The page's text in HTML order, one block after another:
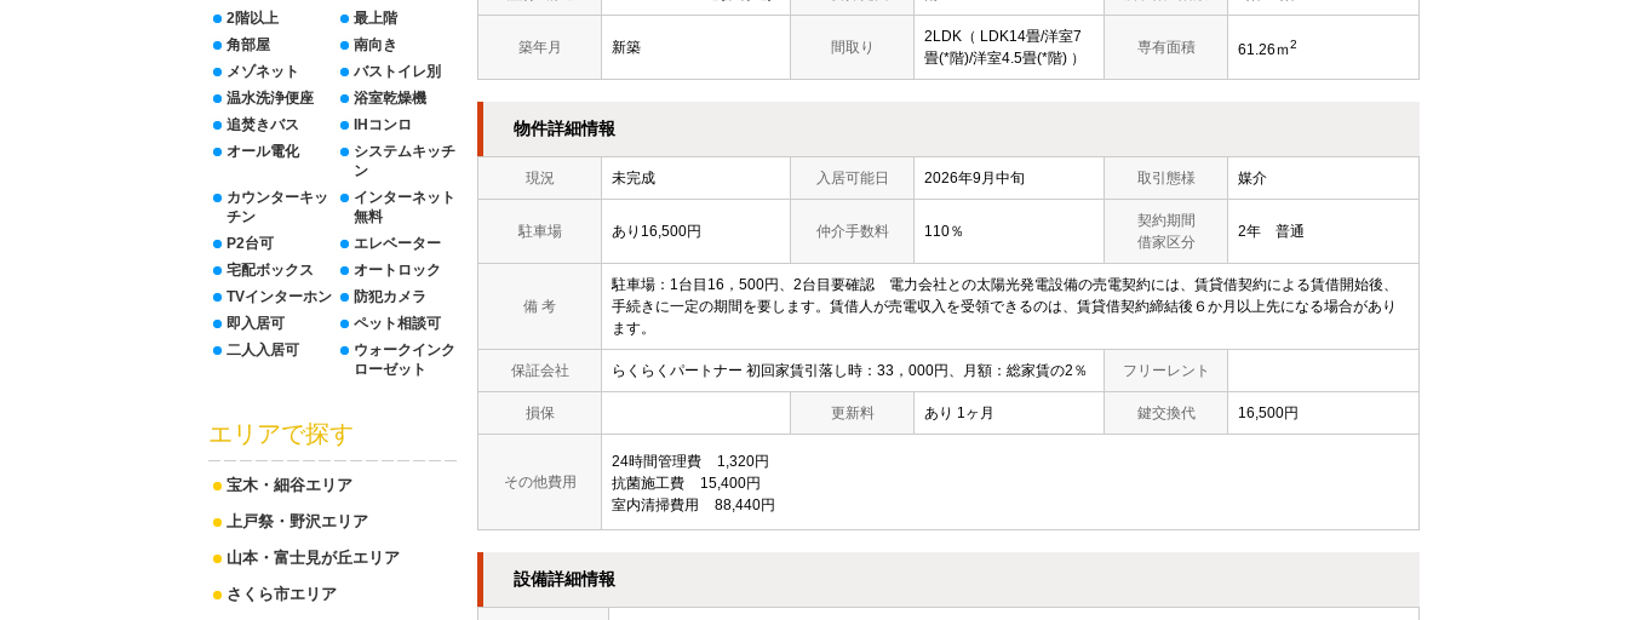
築年月 新築 間取り
2LDK（ LDK14畳/洋室7
畳(*階)/洋室4.5畳(*階) ）
専有面積 61.26ｍ2
物件詳細情報
現況 未完成 入居可能日 2026年9月中旬 取引態様 媒介
駐車場 あり16,500円 仲介手数料 110％
契約期間
借家区分
2年 普通
備 考
駐車場：1台目16，500円、2台目要確認 電力会社との太陽光発電設備の売電契約には、賃貸借契約による賃借開始後、
手続きに一定の期間を要します。賃借人が売電収入を受領できるのは、賃貸借契約締結後６か月以上先になる場合があり
ます。
保証会社 らくらくパートナー 初回家賃引落し時：33，000円、月額：総家賃の2％ フリーレント
損保 更新料 あり 1ヶ月 鍵交換代 16,500円
その他費用
24時間管理費
1,320円
抗菌施工費
15,400円
室内清掃費用
88,440円
設備詳細情報
2階以上
最上階
角部屋
南向き
メゾネット
バストイレ別
温水洗浄便座
浴室乾燥機
追焚きバス
IHコンロ
オール電化
システムキッチ
ン
カウンターキッ
チン
インターネット
無料
P2台可
エレベーター
宅配ボックス
オートロック
TVインターホン
防犯カメラ
即入居可
ペット相談可
二人入居可
ウォークインク
ローゼット
エリアで探す
宝木・細谷エリア
上戸祭・野沢エリア
山本・富士見が丘エリア
さくら市エリア